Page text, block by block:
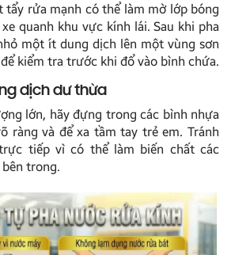
tẩy rửa mạnh có thể làm mờ lớp bóng
quanh khu vực kính lái. Sau khi pha
một ít dung dịch lên một vùng sơn
kiểm tra trước khi đổ vào bình chứa.
dịch dư thừa
lớn, hãy đựng trong các bình nhựa
ràng và để xa tầm tay trẻ em. Tránh
tiếp vì có thể làm biến chất các
trong.